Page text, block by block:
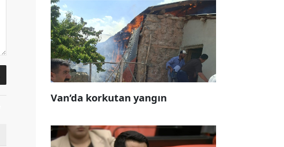
Van’da korkutan yangın